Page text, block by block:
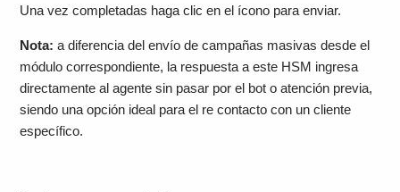
Una vez completadas haga clic en el ícono para enviar.
Nota: a diferencia del envío de campañas masivas desde el
módulo correspondiente, la respuesta a este HSM ingresa
directamente al agente sin pasar por el bot o atención previa,
siendo una opción ideal para el re contacto con un cliente
específico.